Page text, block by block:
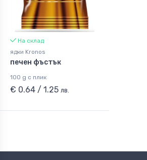
На склад
ядки Kronos
печен фъстък
100 g с плик
€ 0.64 / 1.25 лв.